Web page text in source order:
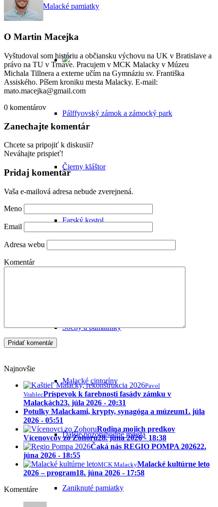
Malacké pamiatky
Pálffyovský zámok a zámocký park
Čierny kláštor
Farský kostol
Sochy a pamätníky
Malacké cintoríny
Ďalšie pozoruhodné miesta
Zaniknuté pamiatky
O Martin Macejka
Vyštudoval som históriu a občiansku výchovu na UK v Bratislave a
právo na TU v Trnave. Pracujem v MCK Malacky v Múzeu
Michala Tillnera a externe učím na Gymnáziu sv. Františka
Assiského. Píšem kroniku mesta Malacky. E-mail:
mato.macejka@gmail.com
0 komentárov
Zanechajte komentár
Chcete sa pripojiť k diskusii?
Neváhajte prispieť!
Pridaj komentár
Vaša e-mailová adresa nebude zverejnená.
Meno
Email
Adresa webu
Komentár
Najnovšie
Pavol
VrablecPríspevok k farebnosti fasády zámku v
Malackách23. júla 2026 - 20:31
Potulky Malackami, krypty, synagóga a múzeum1. júla
2026 - 05:51
Rodina mojich predkov
Vícenovcov zo Zohoru28. júna 2026 - 18:38
Čaká nás REGIO POMPA 202622.
júna 2026 - 18:55
MCK MalackyMalacké kultúrne leto
2026 – program18. júna 2026 - 17:58
Komentáre